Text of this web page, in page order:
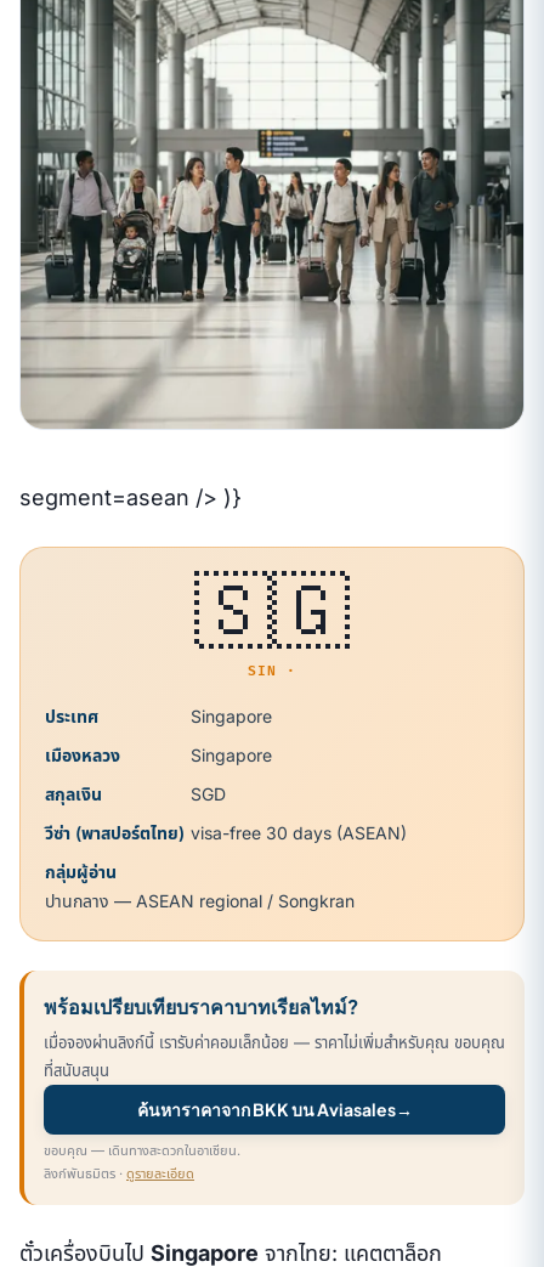
segment=asean /> )}
🇸🇬
SIN ·
ประเทศ
Singapore
เมืองหลวง
Singapore
สกุลเงิน
SGD
วีซ่า (พาสปอร์ตไทย) visa-free 30 days (ASEAN)
กลุ่มผู้อ่าน
ปานกลาง — ASEAN regional / Songkran
พร้อมเปรียบเทียบราคาบาทเรียลไทม์?
เมื่อจองผ่านลิงก์นี้ เรารับค่าคอมเล็กน้อย — ราคาไม่เพิ่มสำหรับคุณ ขอบคุณ
ที่สนับสนุน
ค้นหาราคาจาก BKK บน Aviasales→
ขอบคุณ — เดินทางสะดวกในอาเซียน.
ลิงก์พันธมิตร · ดูรายละเอียด
ตั๋วเครื่องบินไป Singapore จากไทย: แคตตาล็อก